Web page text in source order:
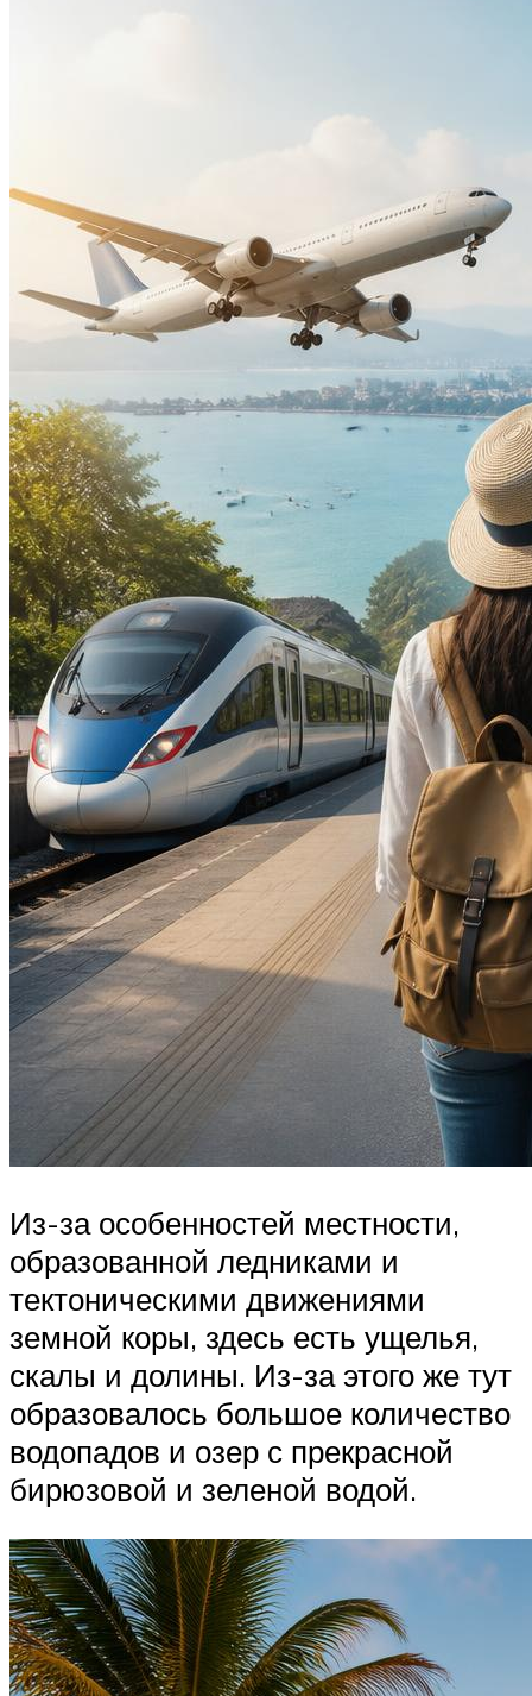
Из-за особенностей местности,
образованной ледниками и
тектоническими движениями
земной коры, здесь есть ущелья,
скалы и долины. Из-за этого же тут
образовалось большое количество
водопадов и озер с прекрасной
бирюзовой и зеленой водой.